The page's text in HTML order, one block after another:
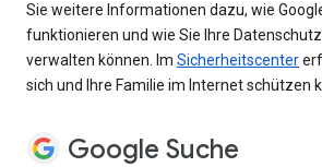
Sie weitere Informationen dazu, wie
funktionieren und wie Sie Ihre
verwalten können. Im Sicherheitscenter
sich und Ihre Familie im Internet schützen
Google Suche